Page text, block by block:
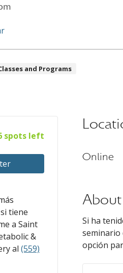
and Programs
spots left
tiene
a Saint
&
al (559)
Online
Si ha
seminario
opción